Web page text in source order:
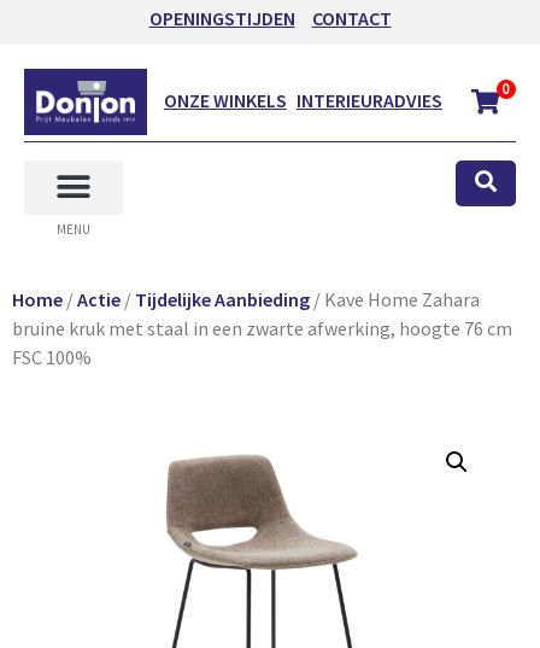
OPENINGSTIJDEN CONTACT
ONZE WINKELS INTERIEURADVIES 0
MENU
Home /Actie / Tijdelijke Aanbieding / Kave Home Zahara
bruine kruk met staal in een zwarte afwerking, hoogte 76 cm
FSC 100%